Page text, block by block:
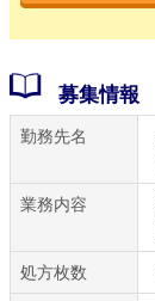
募集情報
勤務先名
業務内容
処方枚数